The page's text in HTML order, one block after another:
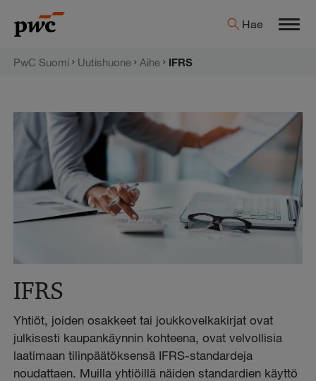
sisältöön
PwC:n
Hae
PwC Suomi Uutishuone Aihe IFRS
IFRS
Yhtiöt, joiden osakkeet tai joukkovelkakirjat ovat
julkisesti kaupankäynnin kohteena, ovat velvollisia
laatimaan tilinpäätöksensä IFRS-standardeja
noudattaen. Muilla yhtiöillä näiden standardien käyttö